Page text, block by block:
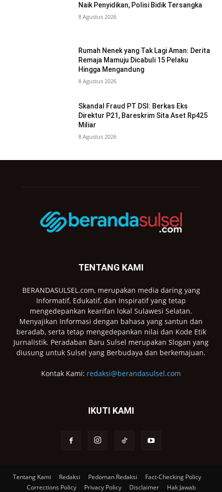
Naik Penyidikan, Polisi Bidik Tersangka
8 Agustus 2026
Rumah Nenek yang Tak Lagi Aman: Derita
Remaja Mamuju Dicabuli 15 Pelaku
Hingga Mengandung
8 Agustus 2026
Skandal Fraud PT DSI: Berkas Eks
Direktur P21, Bareskrim Sita Aset Rp425
Miliar
8 Agustus 2026
TENTANG KAMI
BERANDASULSEL.com, merupakan media daring yang
Informatif, Edukatif, dan Inspiratif yang tetap
mengedepankan kearifan lokal Sulawesi Selatan.
Menyajikan Informasi dengan bahasa yang santun dan
beradab, serta tetap mengedepankan nilai dan Kode Etik
Jurnalistik. Peradaban Baru Sulsel merupakan Slogan yang
diusung untuk Sulsel yang Berbudaya dan berkemajuan.
Kontak Kami: redaksi@berandasulsel.com
IKUTI KAMI
Tentang Kami Redaksi Pedoman Redaksi
Fact-Checking Policy
Corrections Policy
Privacy Policy Disclaimer Hak Jawab